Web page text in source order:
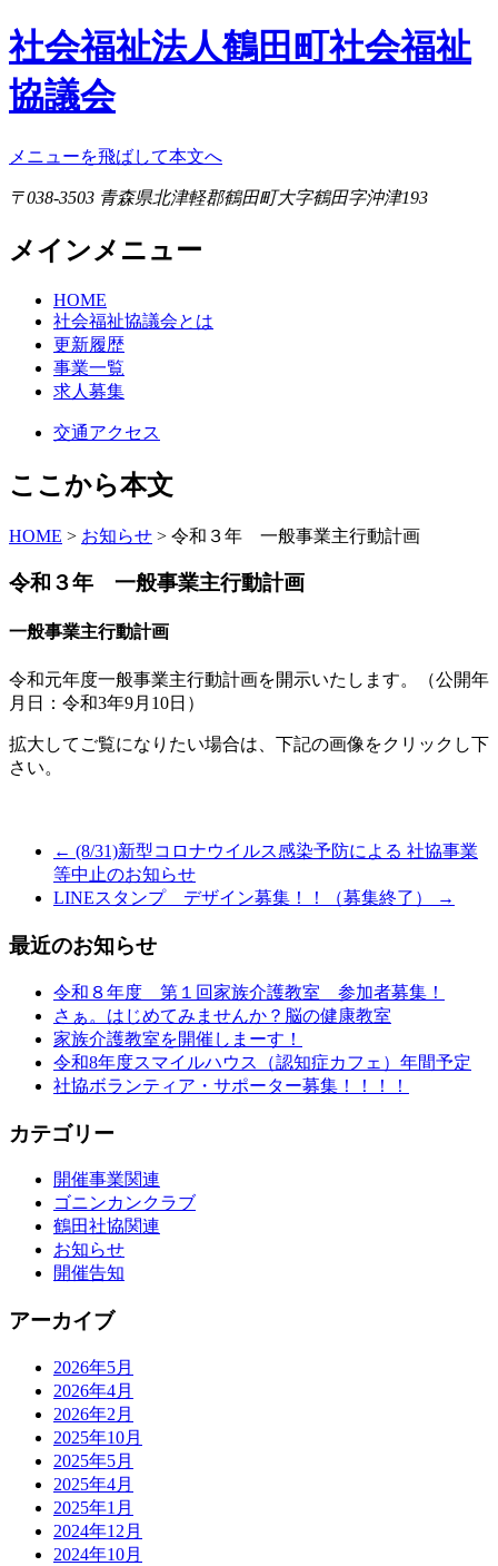
社会福祉法人鶴田町社会福祉
協議会
メニューを飛ばして本文へ
〒038-3503 青森県北津軽郡鶴田町大字鶴田字沖津193
メインメニュー
HOME
社会福祉協議会とは
更新履歴
事業一覧
求人募集
交通アクセス
ここから本文
HOME > お知らせ > 令和３年 一般事業主行動計画
令和３年 一般事業主行動計画
一般事業主行動計画
令和元年度一般事業主行動計画を開示いたします。（公開年
月日：令和3年9月10日）
拡大してご覧になりたい場合は、下記の画像をクリックし下
さい。
← (8/31)新型コロナウイルス感染予防による 社協事業
等中止のお知らせ
LINEスタンプ デザイン募集！！（募集終了） →
最近のお知らせ
令和８年度 第１回家族介護教室 参加者募集！
さぁ。はじめてみませんか？脳の健康教室
家族介護教室を開催しまーす！
令和8年度スマイルハウス（認知症カフェ）年間予定
社協ボランティア・サポーター募集！！！！
カテゴリー
開催事業関連
ゴニンカンクラブ
鶴田社協関連
お知らせ
開催告知
アーカイブ
2026年5月
2026年4月
2026年2月
2025年10月
2025年5月
2025年4月
2025年1月
2024年12月
2024年10月